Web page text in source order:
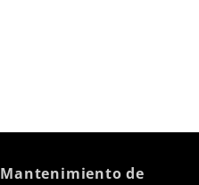
Mantenimiento de